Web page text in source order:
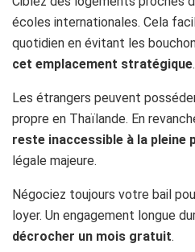
écoles internationales. Cela
quotidien en évitant les
cet emplacement stratégique.
Les étrangers peuvent
propre en Thaïlande. En
reste inaccessible à la pleine
légale majeure.
Négociez toujours votre bail
loyer. Un engagement longue
décrocher un mois gratuit.